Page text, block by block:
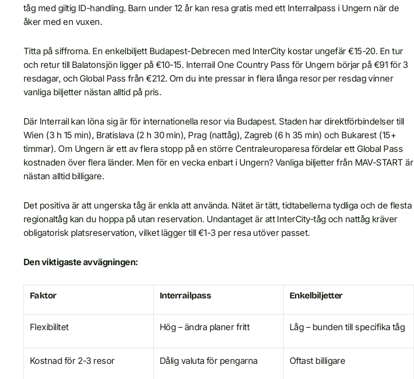
tåg med giltig ID-handling. Barn under 12 år kan resa gratis med ett Interrailpass i Ungern när de
åker med en vuxen.
Titta på siffrorna. En enkelbiljett Budapest-Debrecen med InterCity kostar ungefär €15-20. En tur
och retur till Balatonsjön ligger på €10-15. Interrail One Country Pass för Ungern börjar på €91 för 3
resdagar, och Global Pass från €212. Om du inte pressar in flera långa resor per resdag vinner
vanliga biljetter nästan alltid på pris.
Där Interrail kan löna sig är för internationella resor via Budapest. Staden har direktförbindelser till
Wien (3 h 15 min), Bratislava (2 h 30 min), Prag (nattåg), Zagreb (6 h 35 min) och Bukarest (15+
timmar). Om Ungern är ett av flera stopp på en större Centraleuroparesa fördelar ett Global Pass
kostnaden över flera länder. Men för en vecka enbart i Ungern? Vanliga biljetter från MAV-START är
nästan alltid billigare.
Det positiva är att ungerska tåg är enkla att använda. Nätet är tätt, tidtabellerna tydliga och de flesta
regionaltåg kan du hoppa på utan reservation. Undantaget är att InterCity-tåg och nattåg kräver
obligatorisk platsreservation, vilket lägger till €1-3 per resa utöver passet.
Den viktigaste avvägningen:
Faktor Interrailpass Enkelbiljetter
Flexibilitet Hög – ändra planer fritt Låg – bunden till specifika tåg
Kostnad för 2-3 resor Dålig valuta för pengarna Oftast billigare